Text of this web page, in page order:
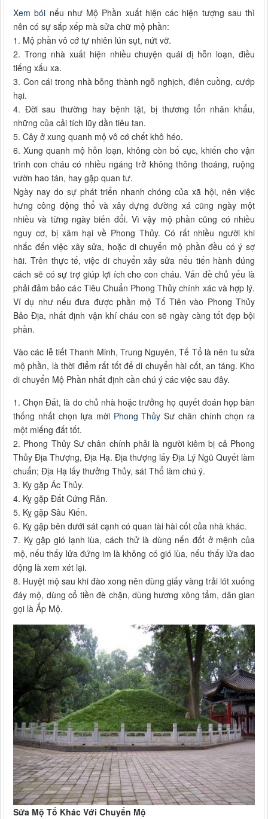
Xem bói nếu như Mộ Phần xuất hiện các hiện tượng sau thì
nên có sự sắp xếp mà sửa chữ mộ phần:
1. Mộ phần vô cớ tự nhiên lún sụt, nứt vỡ.
2. Trong nhà xuất hiện nhiều chuyện quái dị hỗn loạn, điều
tiếng xấu xa.
3. Con cái trong nhà bỗng thành ngỗ nghịch, điên cuồng, cướp
hại.
4. Đời sau thường hay bệnh tật, bị thương tổn nhân khẩu,
những của cải tích lũy dần tiêu tan.
5. Cây ở xung quanh mộ vô cớ chết khô héo.
6. Xung quanh mộ hỗn loạn, không còn bố cục, khiến cho vận
trình con cháu có nhiều ngáng trở không thông thoáng, ruộng
vườn hao tán, hay gặp quan tư.
Ngày nay do sự phát triển nhanh chóng của xã hội, nên việc
hưng công động thổ và xây dựng đường xá cũng ngày một
nhiều và từng ngày biến đổi. Vì vậy mộ phần cũng có nhiều
nguy cơ, bị xâm hại về Phong Thủy. Có rất nhiều người khi
nhắc đến việc xây sửa, hoặc di chuyển mộ phần đều có ý sợ
hãi. Trên thực tế, việc di chuyển xây sửa nếu tiến hành đúng
cách sẽ có sự trợ giúp lợi ích cho con cháu. Vấn đề chủ yếu là
phải đảm bảo các Tiêu Chuẩn Phong Thủy chính xác và hợp lý.
Ví dụ như nếu đưa được phần mộ Tổ Tiên vào Phong Thủy
Bảo Địa, nhất định vận khí cháu con sẽ ngày càng tốt đẹp bội
phần.
Vào các lễ tiết Thanh Minh, Trung Nguyên, Tế Tổ là nên tu sửa
mộ phần, là thời điểm rất tốt để di chuyển hài cốt, an táng. Kho
di chuyển Mộ Phần nhất định cần chú ý các việc sau đây.
1. Chọn Đất, là do chủ nhà hoặc trưởng họ quyết đoán họp bàn
thống nhất chọn lựa mời Phong Thủy Sư chân chính chọn ra
một miếng đất tốt.
2. Phong Thủy Sư chân chính phải là người kiêm bị cả Phong
Thủy Địa Thượng, Địa Hạ. Địa thượng lấy Địa Lý Ngũ Quyết làm
chuẩn; Địa Hạ lấy thưởng Thủy, sát Thổ làm chú ý.
3. Kỵ gặp Ác Thủy.
4. Kỵ gặp Đất Cứng Răn.
5. Kỵ gặp Sâu Kiến.
6. Kỵ gặp bên dưới sát cạnh có quan tài hài cốt của nhà khác.
7. Kỵ gặp gió lạnh lùa, cách thử là dùng nến đốt ở mệnh của
mộ, nếu thấy lửa đứng im là không có gió lùa, nếu thấy lửa dao
động là xem xét lại.
8. Huyệt mộ sau khi đào xong nên dùng giấy vàng trải lót xuống
đáy mộ, dùng cổ tiền đè chặn, dùng hương xông tẩm, dân gian
gọi là Ấp Mộ.
Sửa Mộ Tổ Khác Với Chuyển Mộ